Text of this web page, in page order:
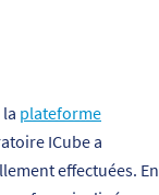
plateforme
ICube a
effectuées. En